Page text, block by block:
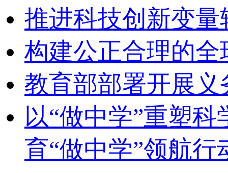
推进科技创新变
构建公正合理的
教育部部署开展义
以“做中学”重塑
育“做中学”领航行